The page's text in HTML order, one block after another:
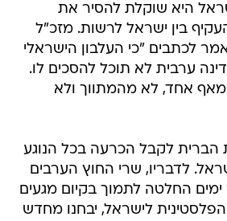
היא שוקלת להסיר את
בין ישראל לרשות. מזכ"ל
לכתבים "כי העלבון הישראלי
ערבית לא תוכל להסכים לו.
אחד, לא מהמתווך ולא
לקבל הכרעה בכל הנוגע
לדבריו, שרי החוץ הערבים
החלטה לתמוך בקיום מגעים
לישראל, יבחנו מחדש